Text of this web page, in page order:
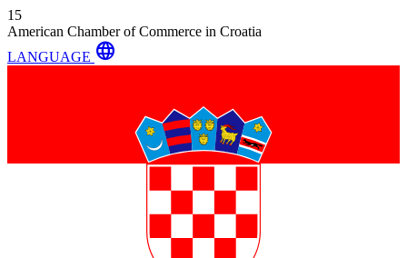
15
American Chamber of Commerce in Croatia
LANGUAGE language